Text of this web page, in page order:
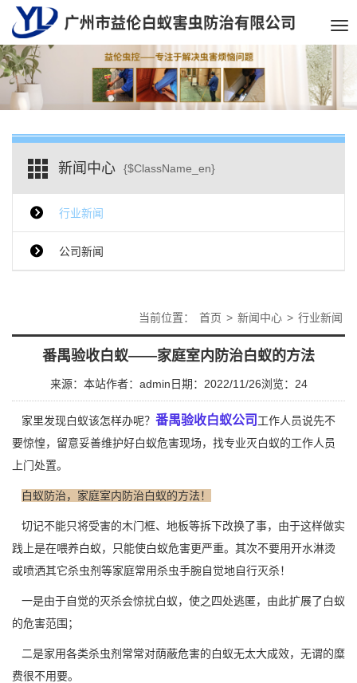
新闻中心 {$ClassName_en}
行业新闻
公司新闻
当前位置： 首页 > 新闻中心 > 行业新闻
番禺验收白蚁——家庭室内防治白蚁的方法
来源：本站作者：admin 日期：2022/11/26浏览： 24
家里发现白蚁该怎样办呢？ 番禺验收白蚁公司 工作人员说先不
要惊惶，留意妥善维护好白蚁危害现场，找专业灭白蚁的工作人员
上门处置。
白蚁防治，家庭室内防治白蚁的方法！
切记不能只将受害的木门框、地板等拆下改换了事，由于这样做实
践上是在喂养白蚁，只能使白蚁危害更严重。其次不要用开水淋烫
或喷洒其它杀虫剂等家庭常用杀虫手腕自觉地自行灭杀！
一是由于自觉的灭杀会惊扰白蚁，使之四处逃匿，由此扩展了白蚁
的危害范围；
二是家用各类杀虫剂常常对荫蔽危害的白蚁无太大成效，无谓的糜
费很不用要。